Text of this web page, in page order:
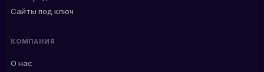
Сайты под ключ
КОМПАНИЯ
О нас